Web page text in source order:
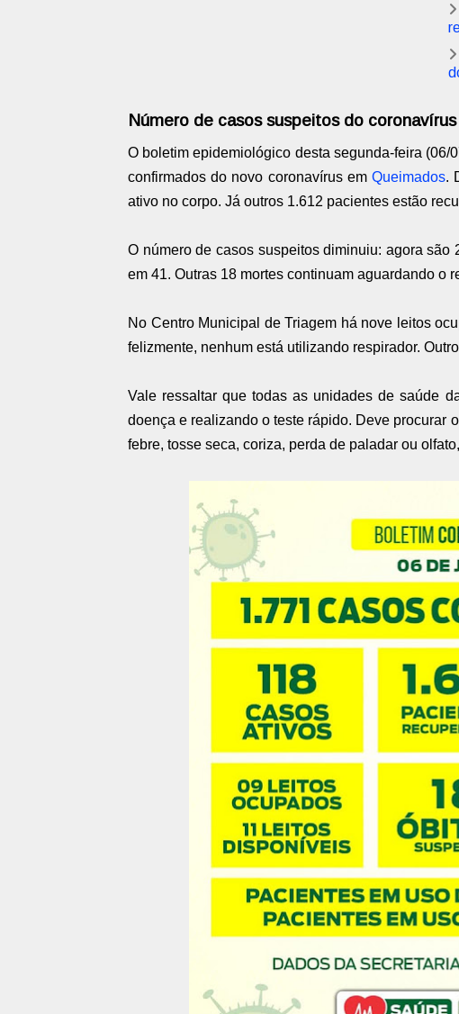
Número de casos suspeitos do
O boletim epidemiológico desta segunda-feira
confirmados do novo coronavírus emQueimados.
ativo no corpo. Já outros 1.612 pacientes estão
O número de casos suspeitos diminuiu: agora
em 41. Outras 18 mortes continuam aguardando o
No Centro Municipal de Triagem há nove leitos
felizmente, nenhum está utilizando respirador.
Vale ressaltar que todas as unidades de saúde
doença e realizando o teste rápido. Deve procurar
febre, tosse seca, coriza, perda de paladar ou